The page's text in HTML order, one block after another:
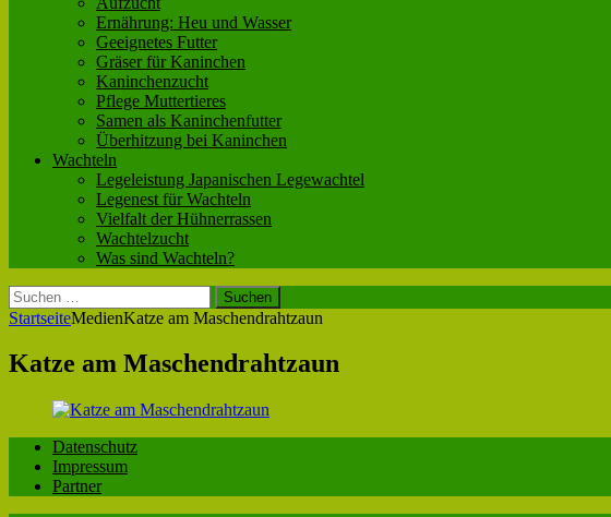
Ernährung: Heu und Wasser
Geeignetes Futter
Gräser für Kaninchen
Kaninchenzucht
Pflege Muttertieres
Samen als Kaninchenfutter
Überhitzung bei Kaninchen
Wachteln
Legeleistung Japanischen Legewachtel
Legenest für Wachteln
Vielfalt der Hühnerrassen
Wachtelzucht
Was sind Wachteln?
Suchen
nach:
StartseiteMedienKatze am Maschendrahtzaun
Katze am Maschendrahtzaun
Datenschutz
Impressum
Partner